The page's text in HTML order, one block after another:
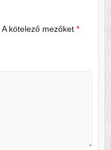
A kötelező mezőket *